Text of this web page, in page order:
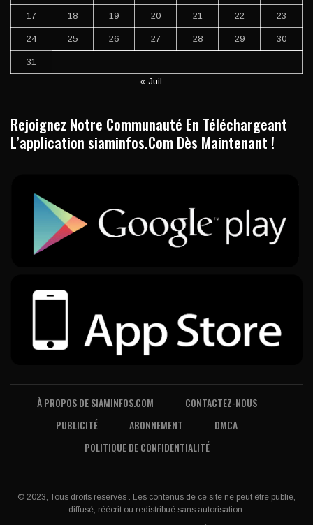
17 18 19 20 21 22 23
24 25 26 27 28 29 30
31
« Juil
Rejoignez Notre Communauté En Téléchargeant
L’application siaminfos.Com Dès Maintenant !
À PROPOS DE SIAMINFOS.COM
CONTACTEZ-NOUS
PUBLICITÉ
ABONNEMENT
DMCA
POLITIQUE DE CONFIDENTIALITÉ
© 2023, Tous droits réservés . Les contenus de ce site ne peut être publié,
diffusé, réécrit ou redistribué sans autorisation.